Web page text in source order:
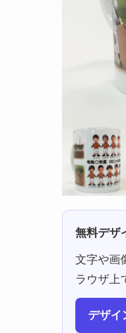
無料デザ
文字や画
ラウザ上
デザイ